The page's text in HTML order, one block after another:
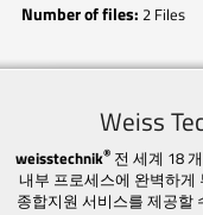
Number of files: 2 Files
Weiss
weisstechnik® 전 세계 18
내부 프로세스에 완벽하게
종합지원 서비스를 제공할